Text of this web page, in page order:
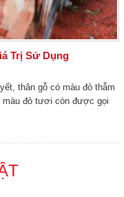
Trị Sử Dụng
thân gỗ có màu đỏ thẫm
đỏ tươi còn được gọi